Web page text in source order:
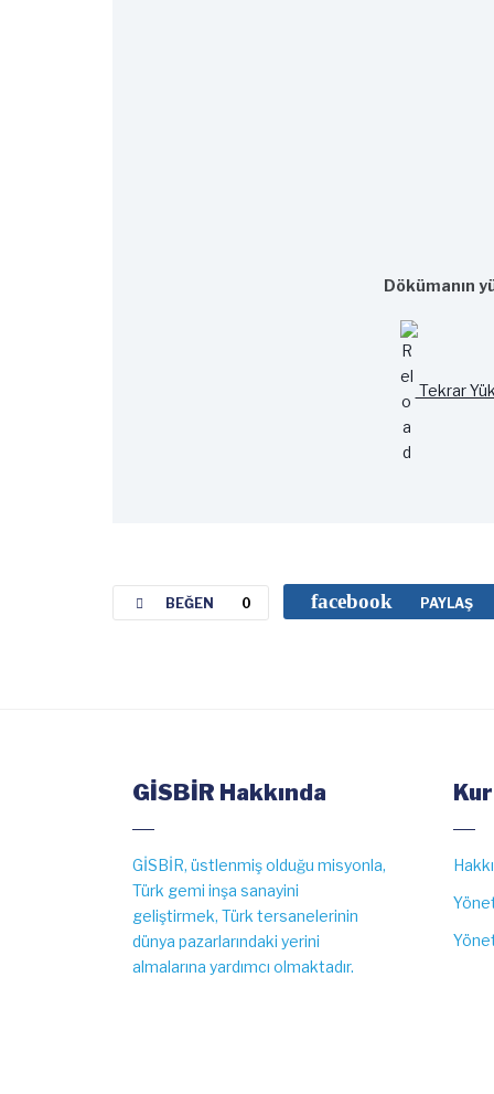
Dökümanın
Tekrar
BEĞEN 0 facebook PAYLAŞ
GİSBİR Hakkında
GİSBİR, üstlenmiş olduğu misyonla,
Türk gemi inşa sanayini
geliştirmek, Türk tersanelerinin
dünya pazarlarındaki yerini
almalarına yardımcı olmaktadır.